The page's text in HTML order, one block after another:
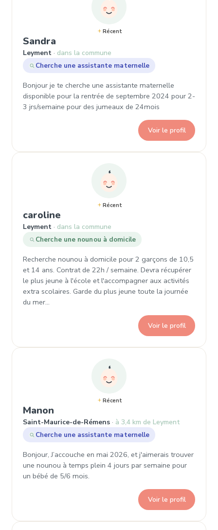
Récent
Sandra
Leyment dans la commune
Cherche une assistante maternelle
Bonjour je te cherche une assistante maternelle
disponible pour la rentrée de septembre 2024 pour 2-
3 jrs/semaine pour des jumeaux de 24mois
Voir le profil
Récent
caroline
Leyment dans la commune
Cherche une nounou à domicile
Recherche nounou à domicile pour 2 garçons de 10,5
et 14 ans. Contrat de 22h / semaine. Devra récupérer
le plus jeune à l'école et l'accompagner aux activités
extra scolaires. Garde du plus jeune toute la journée
du mer…
Voir le profil
Récent
Manon
Saint-Maurice-de-Rémens
à 3,4 km de Leyment
Cherche une assistante maternelle
Bonjour, J’accouche en mai 2026, et j'aimerais trouver
une nounou à temps plein 4 jours par semaine pour
un bébé de 5/6 mois.
Voir le profil